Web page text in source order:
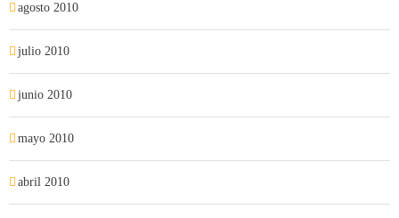
agosto 2010
julio 2010
junio 2010
mayo 2010
abril 2010